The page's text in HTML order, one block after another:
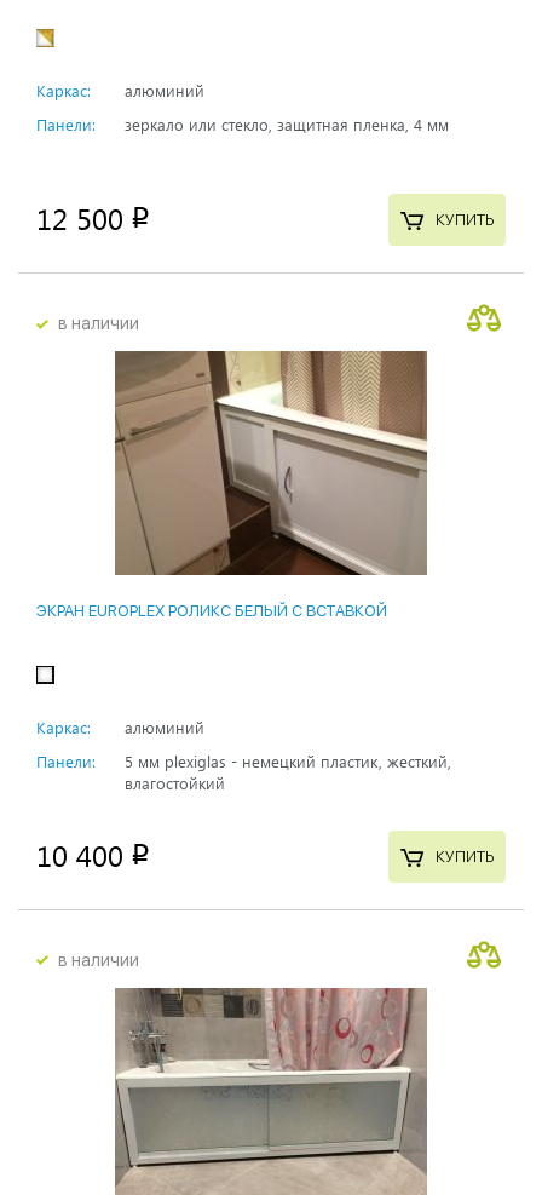
Каркас:
алюминий
Панели:
зеркало или стекло, защитная пленка, 4 мм
12 500 p КУПИТЬ
в наличии
ЭКРАН EUROPLEX РОЛИКС БЕЛЫЙ С ВСТАВКОЙ
Каркас:
алюминий
Панели:
5 мм plexiglas - немецкий пластик, жесткий,
влагостойкий
10 400 p КУПИТЬ
в наличии